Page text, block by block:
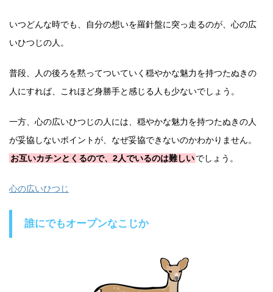
いつどんな時でも、自分の想いを羅針盤に突っ走るのが、心の広
いひつじの人。
普段、人の後ろを黙ってついていく穏やかな魅力を持つたぬきの
人にすれば、これほど身勝手と感じる人も少ないでしょう。
一方、心の広いひつじの人には、穏やかな魅力を持つたぬきの人
が妥協しないポイントが、なぜ妥協できないのかわかりません。
お互いカチンとくるので、2人でいるのは難しいでしょう。
心の広いひつじ
誰にでもオープンなこじか